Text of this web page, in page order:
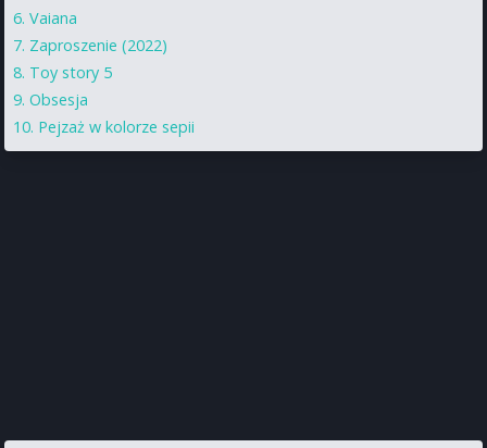
Vaiana
Zaproszenie (2022)
Toy story 5
Obsesja
Pejzaż w kolorze sepii